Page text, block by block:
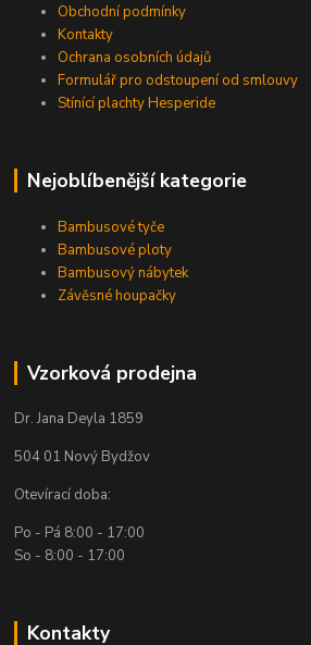
Obchodní podmínky
Kontakty
Ochrana osobních údajů
Formulář pro odstoupení od smlouvy
Stínící plachty Hesperide
Nejoblíbenější kategorie
Bambusové tyče
Bambusové ploty
Bambusový nábytek
Závěsné houpačky
Vzorková prodejna
Dr. Jana Deyla 1859
504 01 Nový Bydžov
Otevírací doba:
Po - Pá 8:00 - 17:00
So - 8:00 - 17:00
Kontakty